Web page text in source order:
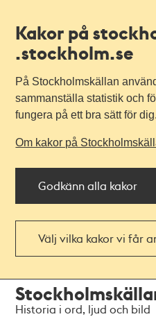
Kakor på
.stockholm.se
På Stockholmskällan
sammanställa statistik och
fungera på ett bra sätt för dig.
Om kakor på
Godkänn alla kakor
Välj vilka kakor vi får
navigationen
huvudinnehållet
Historia i ord, ljud och bild